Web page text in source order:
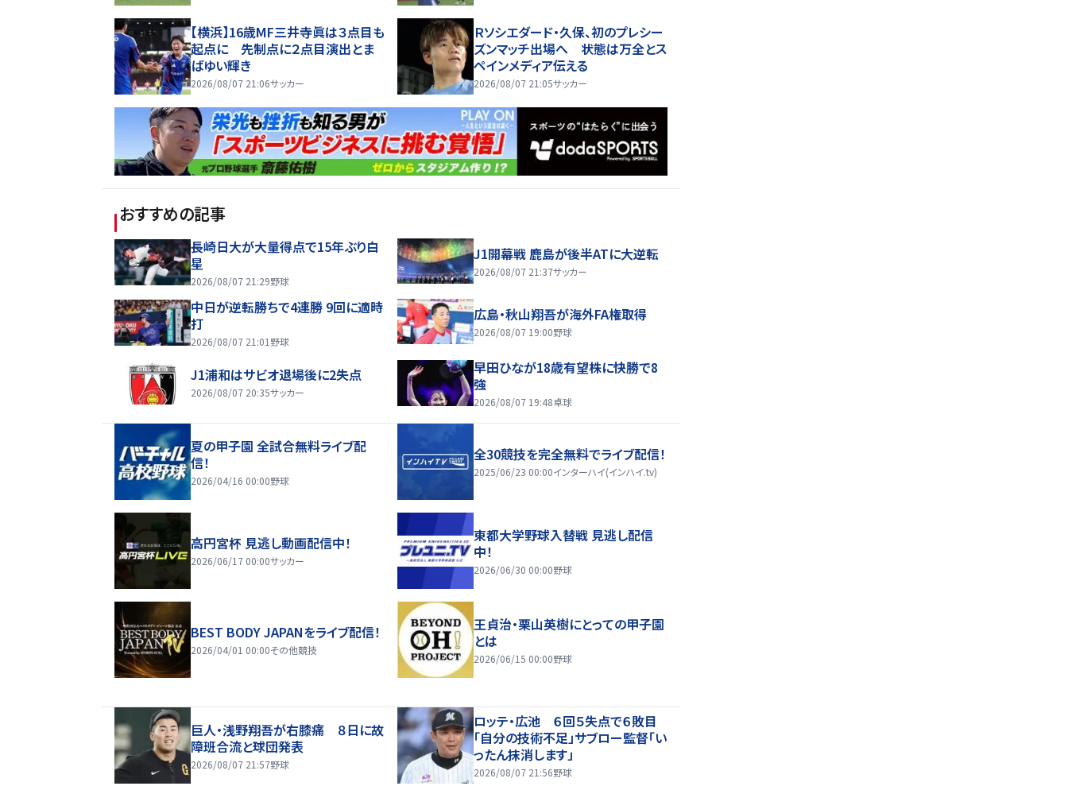
【横浜】16歳MF三井寺眞は３点目も
起点に 先制点に２点目演出とま
ばゆい輝き
2026/08/07 21:06サッカー
Ｒソシエダード・久保、初のプレシー
ズンマッチ出場へ 状態は万全とス
ペインメディア伝える
2026/08/07 21:05サッカー
おすすめの記事
長崎日大が大量得点で15年ぶり白
星
2026/08/07 21:29野球
J1開幕戦 鹿島が後半ATに大逆転
2026/08/07 21:37サッカー
中日が逆転勝ちで4連勝 9回に適時
打
2026/08/07 21:01 野球
広島・秋山翔吾が海外FA権取得
2026/08/07 19:00野球
J1浦和はサビオ退場後に2失点
2026/08/07 20:35サッカー
早田ひなが18歳有望株に快勝で8
強
2026/08/07 19:48卓球
夏の甲子園 全試合無料ライブ配
信！
2026/04/16 00:00野球
全30競技を完全無料でライブ配信！
2025/06/23 00:00インターハイ(インハイ.tv)
高円宮杯 見逃し動画配信中！
2026/06/17 00:00サッカー
東都大学野球入替戦 見逃し配信
中！
2026/06/30 00:00野球
BEST BODY JAPANをライブ配信！
2026/04/01 00:00その他競技
王貞治・栗山英樹にとっての甲子園
とは
2026/06/15 00:00野球
巨人・浅野翔吾が右膝痛 ８日に故
障班合流と球団発表
2026/08/07 21:57野球
ロッテ・広池 ６回５失点で６敗目
「自分の技術不足」サブロー監督「い
ったん抹消します」
2026/08/07 21:56野球